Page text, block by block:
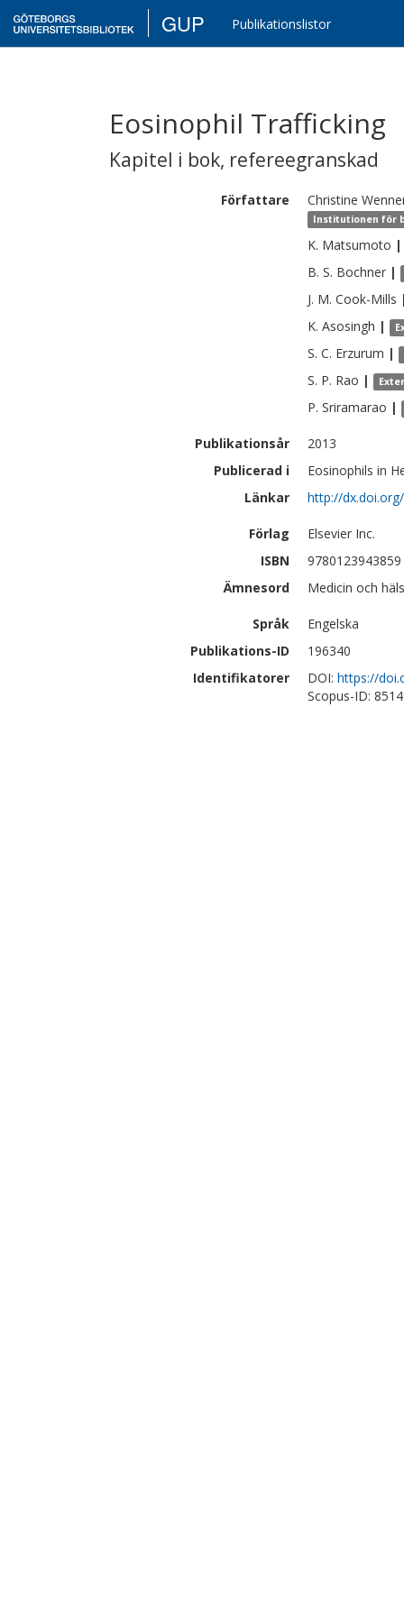
GUP Publikationslistor
Eosinophil Trafficking
Kapitel i bok, refereegranskad
Författare Christine
Institutionen för
K. Matsumoto |
B. S. Bochner |
J. M. Cook-Mills
K. Asosingh |
S. C. Erzurum |
S. P. Rao |
P. Sriramarao |
Publikationsår
2013
Publicerad i
Eosinophils in
Länkar
http://
Förlag
Elsevier Inc.
ISBN
9780123943859
Ämnesord
Medicin och
Språk
Engelska
Publikations-ID
196340
Identifikatorer
DOI: https://
Scopus-ID: